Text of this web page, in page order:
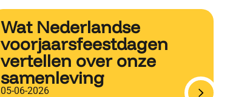
Wat Nederlandse
voorjaarsfeestdagen
vertellen over onze
samenleving
05-06-2026